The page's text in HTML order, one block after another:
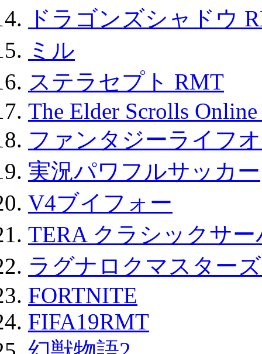
ドラゴンズシャドウ
ミル
ステラセプト RMT
The Elder Scrolls
ファンタジーライフ
実況パワフルサッカー
V4ブイフォー
TERA クラシックサ
ラグナロクマスター
FORTNITE
FIFA19RMT